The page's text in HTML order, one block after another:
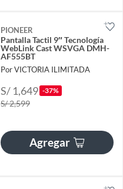
PIONEER
Pantalla Tactil 9″ Tecnología
WebLink Cast WSVGA DMH-
AF555BT
Por VICTORIA ILIMITADA
S/ 1,649 -37%
S/ 2,599
Agregar